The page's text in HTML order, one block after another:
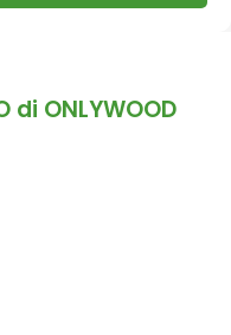
di ONLYWOOD